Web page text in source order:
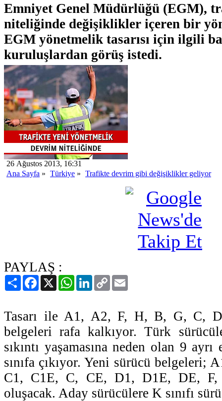
Emniyet Genel Müdürlüğü (EGM),
niteliğinde değişiklikler içeren bir
EGM yönetmelik tasarısı için ilgili
kuruluşlardan görüş istedi.
26 Ağustos 2013, 16:31
Ana Sayfa » Türkiye » Trafikte devrim gibi değişiklikler geliyor
PAYLAŞ :
PaylaşFacebook
X WhatsAppLinkedIn
Copy
Link
Tasarı ile A1, A2, F, H, B, G, C, D
belgeleri rafa kalkıyor. Türk
sıkıntı yaşamasına neden olan 9 ayrı
sınıfa çıkıyor. Yeni sürücü belgeleri;
C1, C1E, C, CE, D1, D1E, DE, F,
oluşacak. Aday sürücülere K sınıfı